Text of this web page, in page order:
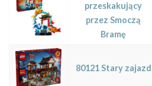
przeskakujący
przez Smoczą
Bramę
80121 Stary zajazd